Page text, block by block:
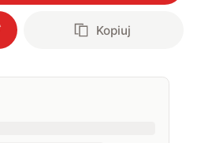
Kopiuj